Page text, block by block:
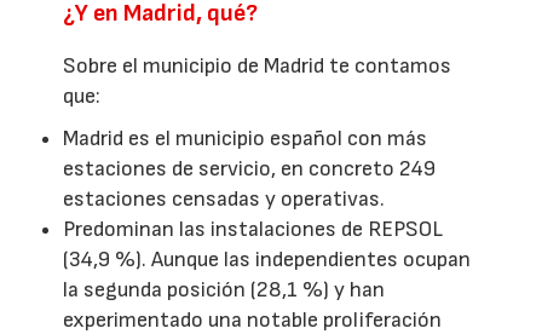
¿Y en Madrid, qué?
Sobre el municipio de Madrid te contamos
que:
Madrid es el municipio español con más
estaciones de servicio, en concreto 249
estaciones censadas y operativas.
Predominan las instalaciones de REPSOL
(34,9 %). Aunque las independientes ocupan
la segunda posición (28,1 %) y han
experimentado una notable proliferación